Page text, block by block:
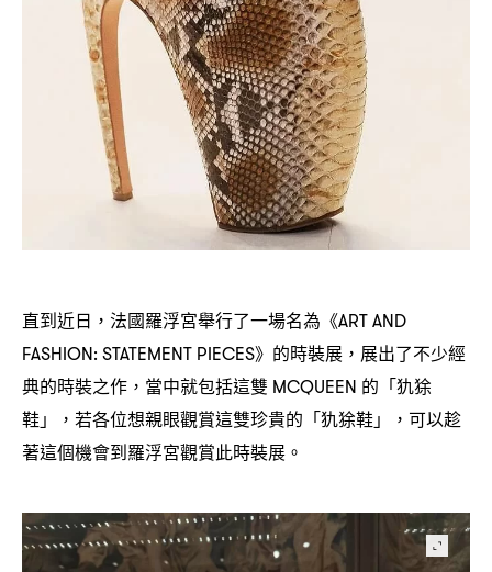
直到近日 ， 法國羅浮宮舉行了一場名為《ART AND
FASHION: STATEMENT PIECES》的時裝展 ， 展出了不少經
典的時裝之作 ， 當中就包括這雙 MCQUEEN 的「犰狳
鞋」
， 若各位想親眼觀賞這雙珍貴的「犰狳鞋」 ， 可以趁
著這個機會到羅浮宮觀賞此時裝展。